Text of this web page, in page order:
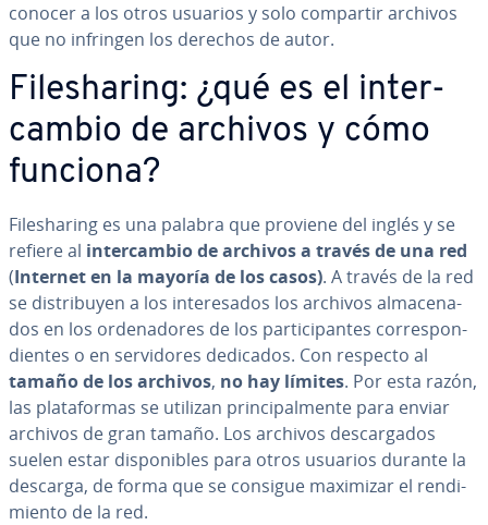
conocer a los otros usuarios y solo compartir archivos
que no infringen los derechos de autor.
Fi­le­sha­ri­ng: ¿qué es el in­te­r­
ca­m­bio de archivos y cómo
funciona?
Fi­le­sha­ri­ng es una palabra que proviene del inglés y se
refiere al in­te­r­ca­m­bio de archivos a través de una red
(Internet en la mayoría de los casos). A través de la red
se di­s­tri­bu­yen a los in­te­re­sa­dos los archivos al­ma­ce­na­
dos en los or­de­na­do­res de los pa­r­ti­ci­pa­n­tes co­rre­s­po­n­
die­n­tes o en se­r­vi­do­res dedicados. Con respecto al
tamaño de los archivos, no hay límites. Por esta razón,
las pla­ta­fo­r­mas se utilizan pri­n­ci­pa­l­me­n­te para enviar
archivos de gran tamaño. Los archivos de­s­ca­r­ga­dos
suelen estar di­s­po­ni­bles para otros usuarios durante la
descarga, de forma que se consigue maximizar el re­n­di­
mie­n­to de la red.